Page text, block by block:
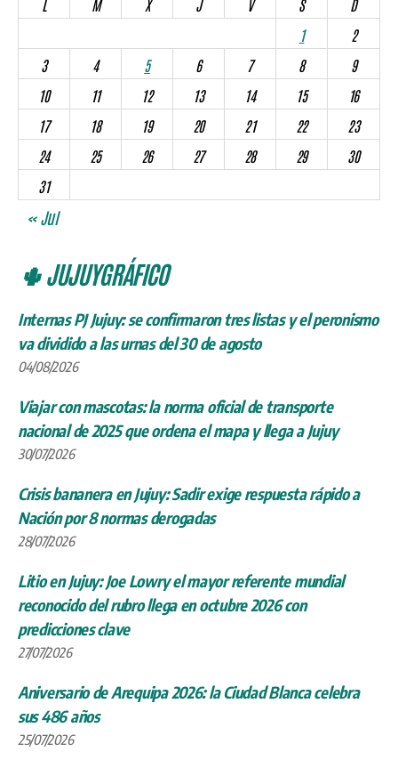
L
M X J V S
D
1
2
3
4 5 6 7 8
9
10
11 12 13 14 15
16
17
18 19 20 21 22
23
24
25 26 27 28 29
30
31
« Jul
🌵 JUJUYGRÁFICO
Internas PJ Jujuy: se confirmaron tres listas y el peronismo
va dividido a las urnas del 30 de agosto
04/08/2026
Viajar con mascotas: la norma oficial de transporte
nacional de 2025 que ordena el mapa y llega a Jujuy
30/07/2026
Crisis bananera en Jujuy: Sadir exige respuesta rápido a
Nación por 8 normas derogadas
28/07/2026
Litio en Jujuy: Joe Lowry el mayor referente mundial
reconocido del rubro llega en octubre 2026 con
predicciones clave
27/07/2026
Aniversario de Arequipa 2026: la Ciudad Blanca celebra
sus 486 años
25/07/2026